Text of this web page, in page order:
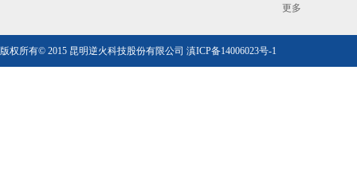
更多
版权所有© 2015 昆明逆火科技股份有限公司 滇ICP备14006023号-1